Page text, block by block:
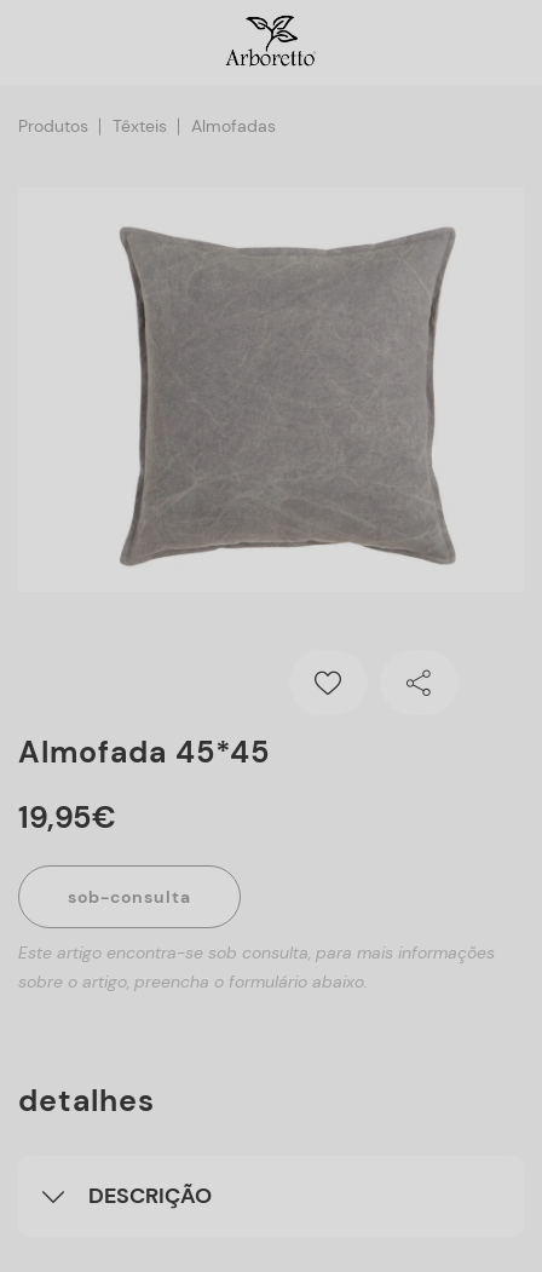
Produtos Têxteis Almofadas
Almofada 45*45
19,95€
sob-consulta
Este artigo encontra-se sob consulta, para mais informações
sobre o artigo, preencha o formulário abaixo.
detalhes
DESCRIÇÃO